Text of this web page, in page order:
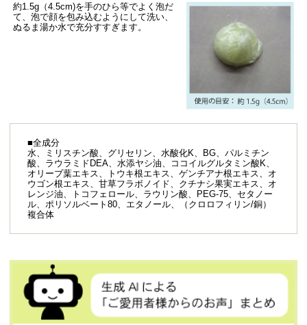
約1.5g（4.5cm)を手のひら等でよく泡だ
て、泡で顔を包み込むようにして洗い、
ぬるま湯か水で充分すすぎます。
■全成分
水、ミリスチン酸、グリセリン、水酸化K、BG、パルミチン
酸、ラウラミドDEA、水添ヤシ油、ココイルグルタミン酸K、
オリーブ葉エキス、トウキ根エキス、ゲンチアナ根エキス、オ
ウゴン根エキス、甘草フラボノイド、クチナシ果実エキス、オ
レンジ油、トコフェロール、ラウリン酸、PEG-75、セタノー
ル、ポリソルベート80、エタノール、（クロロフィリン/銅）
複合体